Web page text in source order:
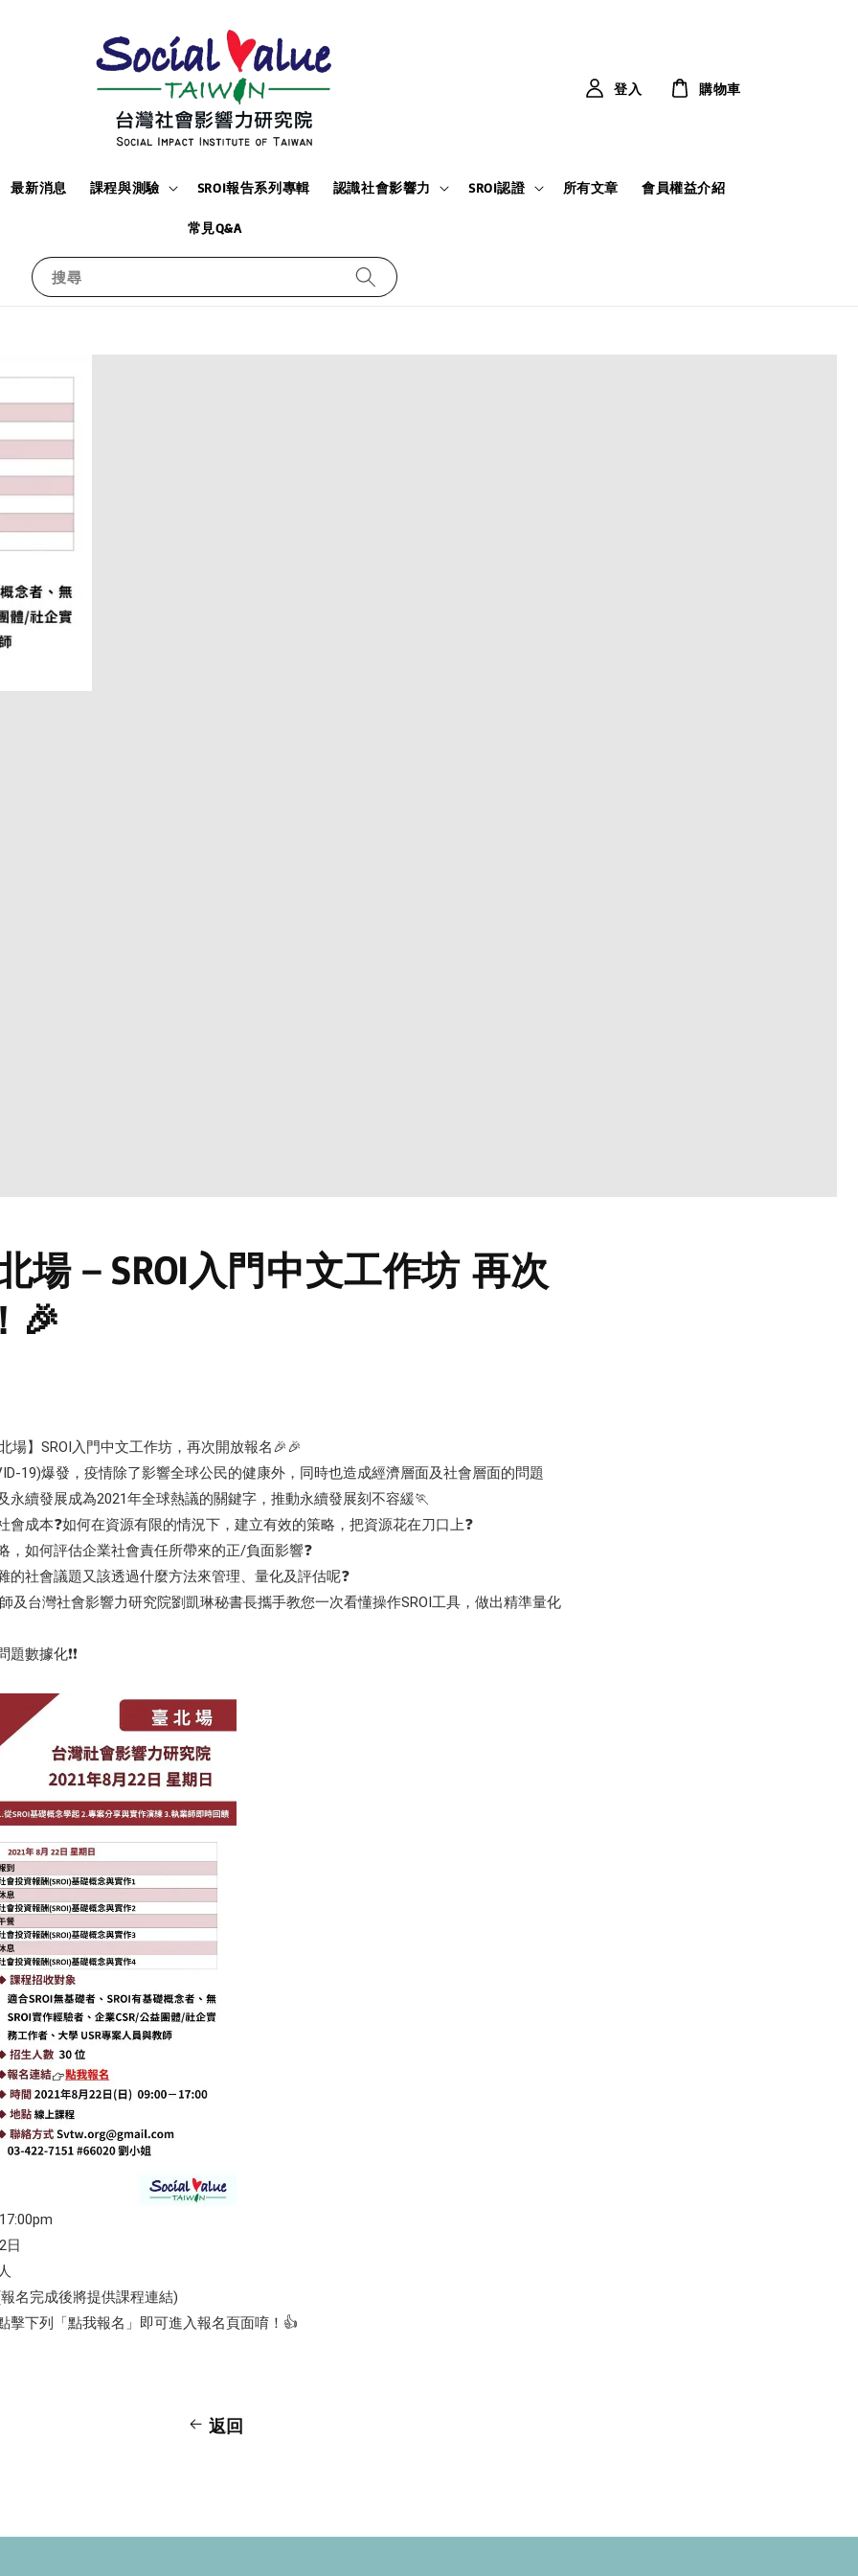
搜尋
最新消息 課程與測驗 SROI報告系列專輯 認識社會影響力 SROI認證 所有文章 會員權益介紹
常見Q&A
登入 購物車
場－SROI入門中文工作坊 再次
🎉
場】SROI入門中文工作坊，再次開放報名🎉🎉
19)爆發，疫情除了影響全球公民的健康外，同時也造成經濟層面及社會層面的問題
永續發展成為2021年全球熱議的關鍵字，推動永續發展刻不容緩🏃
會成本❓如何在資源有限的情況下，建立有效的策略，把資源花在刀口上❓
，如何評估企業社會責任所帶來的正/負面影響❓
的社會議題又該透過什麼方法來管理、量化及評估呢❓
及台灣社會影響力研究院劉凱琳秘書長攜手教您一次看懂操作SROI工具，做出精準量化
數據化❗️❗️
日
名完成後將提供課程連結)
擊下列「點我報名」即可進入報名頁面唷！👍
返回